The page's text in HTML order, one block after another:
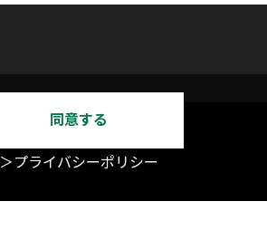
同意する
＞プライバシーポリシー